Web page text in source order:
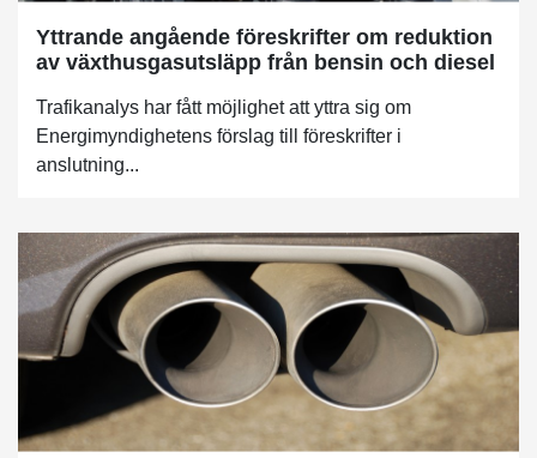
Yttrande angående föreskrifter om reduktion
av växthusgasutsläpp från bensin och diesel
Trafikanalys har fått möjlighet att yttra sig om
Energimyndighetens förslag till föreskrifter i
anslutning...